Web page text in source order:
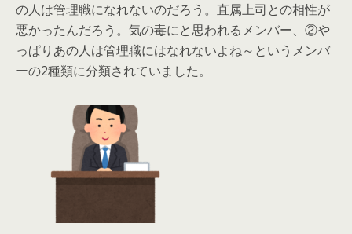
の人は管理職になれないのだろう。直属上司との相性が
悪かったんだろう。気の毒にと思われるメンバー、②や
っぱりあの人は管理職にはなれないよね～というメンバ
ーの2種類に分類されていました。